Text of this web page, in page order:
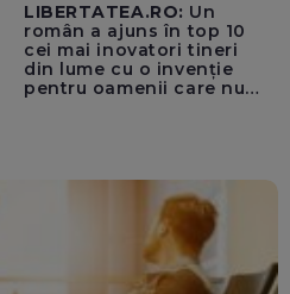
LIBERTATEA.RO: Un
român a ajuns în top 10
cei mai inovatori tineri
din lume cu o invenție
pentru oamenii care nu